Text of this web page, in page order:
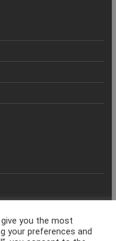
you the most
your preferences and